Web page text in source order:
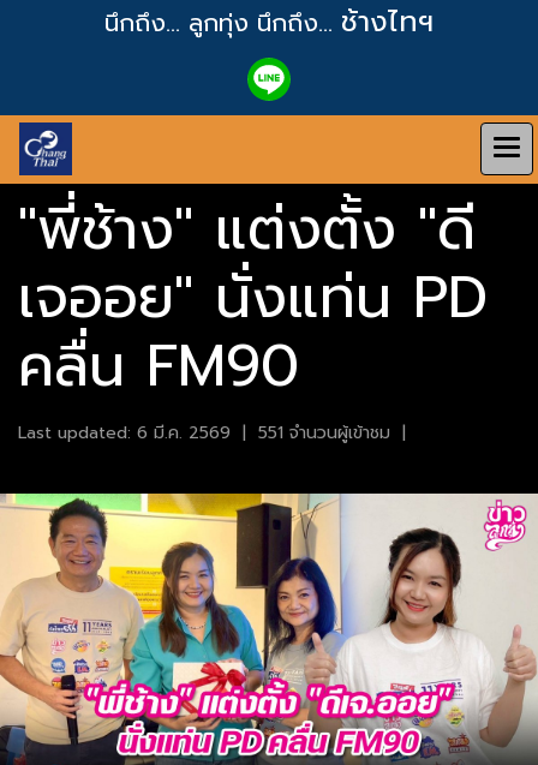
นึกถึง... ลูกทุ่ง นึกถึง... ช้างไทฯ
"พี่ช้าง" แต่งตั้ง "ดี
เจออย" นั่งแท่น PD
คลื่น FM90
Last updated: 6 มี.ค. 2569 | 551 จำนวนผู้เข้าชม |